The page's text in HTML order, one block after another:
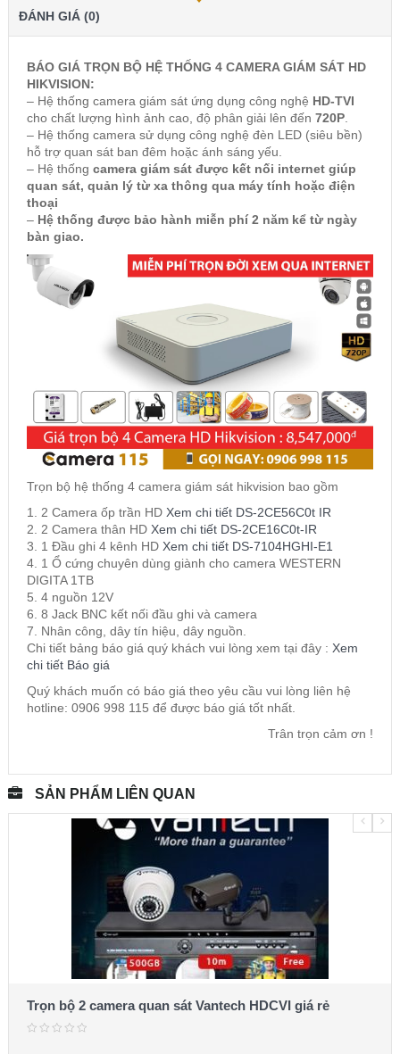
ĐÁNH GIÁ (0)
BÁO GIÁ TRỌN BỘ HỆ THỐNG 4 CAMERA GIÁM SÁT HD
HIKVISION:
– Hệ thống camera giám sát ứng dụng công nghệ HD-TVI
cho chất lượng hình ảnh cao, độ phân giải lên đến 720P
– Hệ thống camera sử dụng công nghệ đèn LED (siêu bền)
hỗ trợ quan sát ban đêm hoặc ánh sáng yếu.
– Hệ thống camera giám sát được kết nối internet giúp
quan sát, quản lý từ xa thông qua máy tính hoặc điện
thoại
– Hệ thống được bảo hành miễn phí 2 năm kể từ ngày
bàn giao.
Trọn bộ hệ thống 4 camera giám sát hikvision bao gồm
2 Camera ốp trần HD Xem chi tiết DS-2CE56C0t IR
2 Camera thân HD Xem chi tiết DS-2CE16C0t-IR
1 Đầu ghi 4 kênh HD Xem chi tiết DS-7104HGHI-E1
1 Ổ cứng chuyên dùng giành cho camera WESTERN
DIGITA 1TB
4 nguồn 12V
8 Jack BNC kết nối đầu ghi và camera
Nhân công, dây tín hiệu, dây nguồn.
Chi tiết bảng báo giá quý khách vui lòng xem tại đây : Xem
chi tiết Báo giá
Quý khách muốn có báo giá theo yêu cầu vui lòng liên hệ
hotline: 0906 998 115 để được báo giá tốt nhất.
Trân trọn cảm ơn !
SẢN PHẨM LIÊN QUAN
Trọn bộ 2 camera quan sát Vantech HDCVI giá rẻ